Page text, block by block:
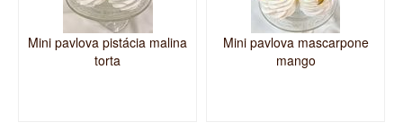
Mini pavlova pistácia malina
torta
Mini pavlova mascarpone
mango